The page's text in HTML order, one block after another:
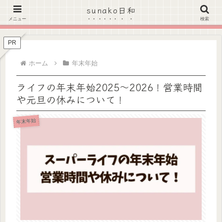
＼Amazonのタイムセールがお得★こちらをクリック！／
PR
ホーム 年末年始
ライフの年末年始2025～2026！営業時間
や元旦の休みについて！
年末年始
メニュー
sunako日和
検索